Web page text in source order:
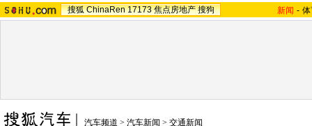
搜狐 ChinaRen 17173 焦点房地产 搜狗 新闻 -
汽车频道 > 汽车新闻 > 交通新闻